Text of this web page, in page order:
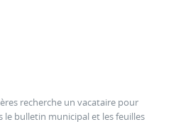
recherche un vacataire pour
bulletin municipal et les feuilles